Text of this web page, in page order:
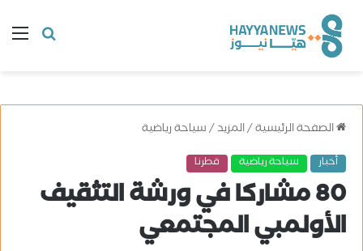
البحث
الصفحة الرئيسية/المزيد/سياحة رياضية
أخبار سياحة رياضية قطرنا
80 مشاركا في ورشة التثقيف
الأولمبي المجتمعي